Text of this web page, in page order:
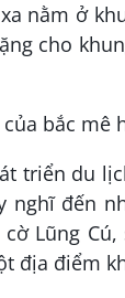
nằm ở
cho
triển du
nghĩ đến
Lũng
địa điểm